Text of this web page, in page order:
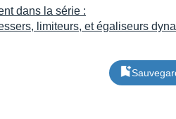
dans la série :
limiteurs, et égaliseurs